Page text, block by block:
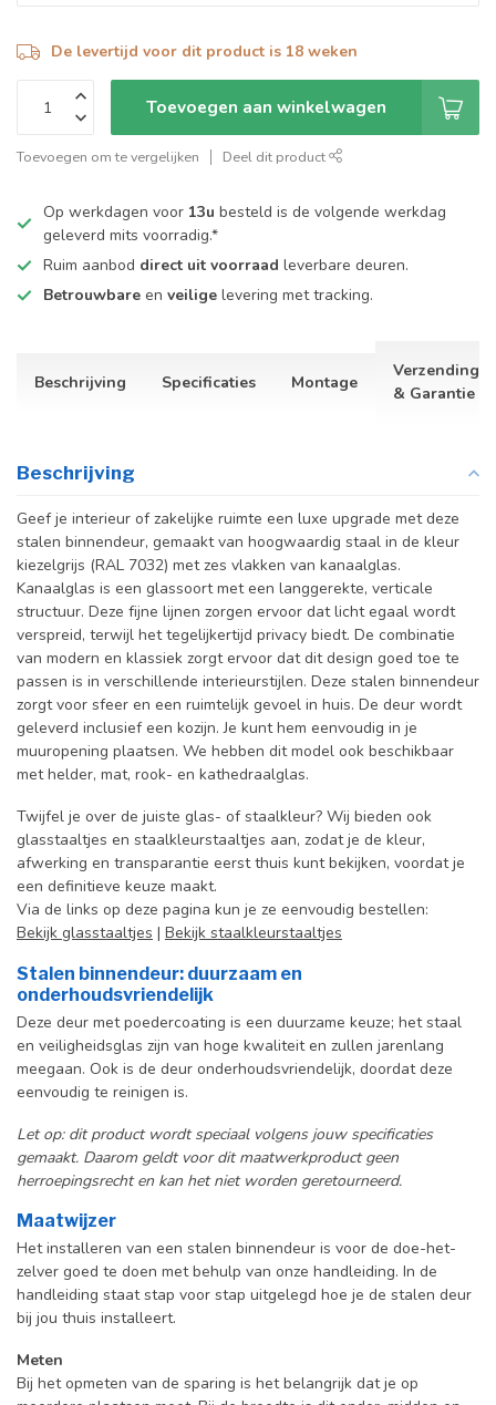
De levertijd voor dit product is 18 weken
Toevoegen aan winkelwagen
Toevoegen om te vergelijken Deel dit product
Op werkdagen voor 13u besteld is de volgende werkdag
geleverd mits voorradig.*
Ruim aanbod direct uit voorraad leverbare deuren.
Betrouwbare en veilige levering met tracking.
Beschrijving Specificaties Montage
Verzending
& Garantie
Beschrijving
Geef je interieur of zakelijke ruimte een luxe upgrade met deze
stalen binnendeur, gemaakt van hoogwaardig staal in de kleur
kiezelgrijs (RAL 7032) met zes vlakken van kanaalglas.
Kanaalglas is een glassoort met een langgerekte, verticale
structuur. Deze fijne lijnen zorgen ervoor dat licht egaal wordt
verspreid, terwijl het tegelijkertijd privacy biedt. De combinatie
van modern en klassiek zorgt ervoor dat dit design goed toe te
passen is in verschillende interieurstijlen. Deze stalen binnendeur
zorgt voor sfeer en een ruimtelijk gevoel in huis. De deur wordt
geleverd inclusief een kozijn.Je kunt hem eenvoudig in je
muuropening plaatsen. We hebben dit model ook beschikbaar
met helder, mat, rook- en kathedraalglas.
Twijfel je over de juiste glas- of staalkleur? Wij bieden ook
glasstaaltjes en staalkleurstaaltjes aan, zodat je de kleur,
afwerking en transparantie eerst thuis kunt bekijken, voordat je
een definitieve keuze maakt.
Via de links op deze pagina kun je ze eenvoudig bestellen:
Bekijk glasstaaltjes | Bekijk staalkleurstaaltjes
Stalen binnendeur: duurzaam en
onderhoudsvriendelijk
Deze deur met poedercoating is een duurzame keuze; het staal
en veiligheidsglas zijn van hoge kwaliteit en zullen jarenlang
meegaan. Ook is de deur onderhoudsvriendelijk, doordat deze
eenvoudig te reinigen is.
Let op: dit product wordt speciaal volgens jouw specificaties
gemaakt. Daarom geldt voor dit maatwerkproduct geen
herroepingsrecht en kan het niet worden geretourneerd.
Maatwijzer
Het installeren van een stalen binnendeur is voor de doe-het-
zelver goed te doen met behulp van onze handleiding. In de
handleiding staat stap voor stap uitgelegd hoe je de stalen deur
bij jou thuis installeert.
Meten
Bij het opmeten van de sparing is het belangrijk dat je op